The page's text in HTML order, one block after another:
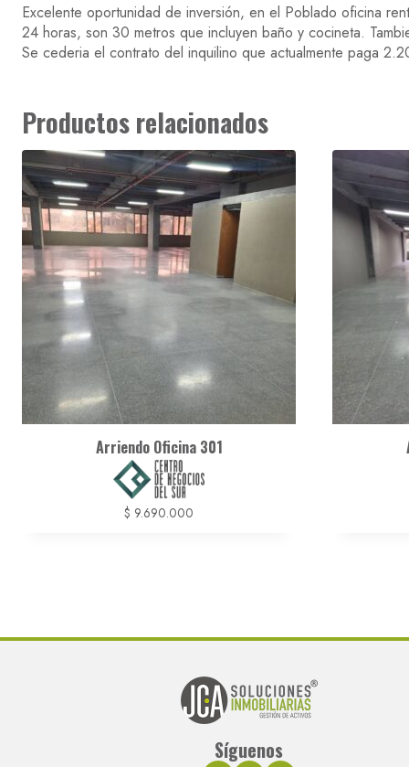
Excelente oportunidad de inversión, en el Poblado oficina
24 horas, son 30 metros que incluyen baño y cocineta.
Se cederia el contrato del inquilino que actualmente paga
Productos relacionados
Arriendo Oficina 301
$ 9.690.000
Síguenos